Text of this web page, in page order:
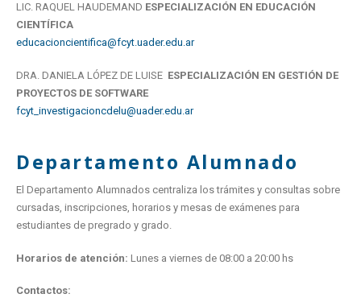
LIC. RAQUEL HAUDEMAND ESPECIALIZACIÓN EN EDUCACIÓN
CIENTÍFICA
educacioncientifica@fcyt.uader.edu.ar
DRA. DANIELA LÓPEZ DE LUISE ESPECIALIZACIÓN EN GESTIÓN DE
PROYECTOS DE SOFTWARE
fcyt_investigacioncdelu@uader.edu.ar
Departamento Alumnado
El Departamento Alumnados centraliza los trámites y consultas sobre
cursadas, inscripciones, horarios y mesas de exámenes para
estudiantes de pregrado y grado.
Horarios de atención: Lunes a viernes de 08:00 a 20:00 hs
Contactos: